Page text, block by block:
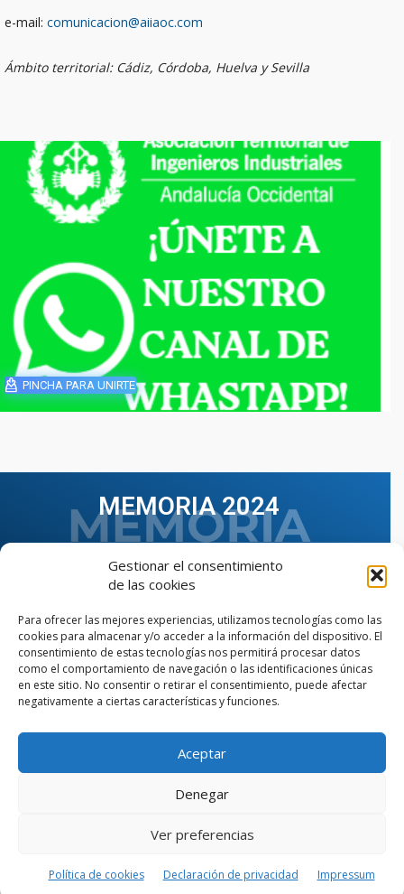
Gestionar el consentimiento
de las cookies
Para ofrecer las mejores experiencias, utilizamos tecnologías como las
cookies para almacenar y/o acceder a la información del dispositivo. El
consentimiento de estas tecnologías nos permitirá procesar datos
como el comportamiento de navegación o las identificaciones únicas
en este sitio. No consentir o retirar el consentimiento, puede afectar
negativamente a ciertas características y funciones.
Aceptar
Denegar
Ver preferencias
Política de cookies Declaración de privacidad Impressum
e-mail: comunicacion@aiiaoc.com
Ámbito territorial: Cádiz, Córdoba, Huelva y Sevilla
PINCHA PARA UNIRTE
MEMORIA 2024
VER TODAS LAS MEMORIAS
© Copyright © 2023 AIIAOC - Asociación Territorial de
Ingenieros Industriales de Andalucía Occidental. Página
AIIAOC.